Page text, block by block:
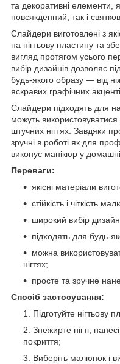
та декоративні елементи,
повсякденний, так і
Слайдери виготовлені з
на нігтьову пластину та
вигляд протягом усього
вибір дизайнів дозволяє
будь-якого образу — від
яскравих графічних
Слайдери підходять для
можуть
штучних нігтях. Завдяки
зручні в роботі як для
виконує манікюр у
Переваги:
якісні матеріали
стійкість і чіткість
широкий вибір
підходять для будь-
можна
нігтях;
просте та зручне
Спосіб застосування:
Підготуйте нігтьову
Знежирте нігті,
покриття;
Виберіть малюнок і